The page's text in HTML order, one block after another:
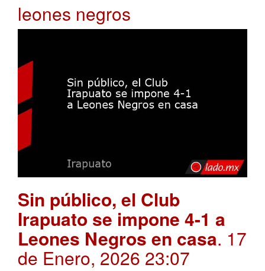
leones negros
Sin público, el Club
Irapuato se impone 4-1 a
Leones Negros en casa. 17
de Enero, 2026 23:07